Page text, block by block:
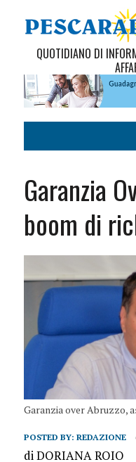
QUOTIDIANO DI
Garanzia
boom di
Garanzia over Abruzzo,
POSTED BY: REDAZIONE
di DORIANA ROIO